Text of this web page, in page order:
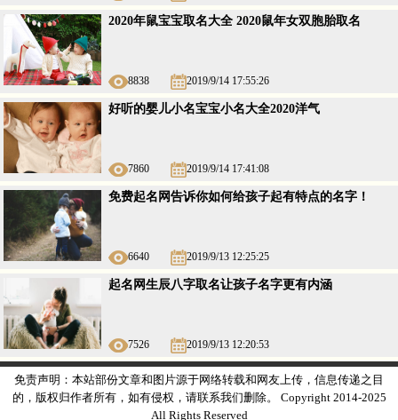
2020年鼠宝宝取名大全 2020鼠年女双胞胎取名
8838 2019/9/14 17:55:26
好听的婴儿小名宝宝小名大全2020洋气
7860 2019/9/14 17:41:08
免费起名网告诉你如何给孩子起有特点的名字！
6640 2019/9/13 12:25:25
起名网生辰八字取名让孩子名字更有内涵
7526 2019/9/13 12:20:53
免责声明：本站部份文章和图片源于网络转载和网友上传，信息传递之目
的，版权归作者所有，如有侵权，请联系我们删除。 Copyright 2014-2025
All Rights Reserved